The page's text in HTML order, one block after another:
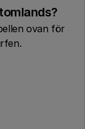
ovan för